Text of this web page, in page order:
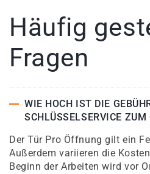
Häufig
Fragen
WIE HOCH IST DIE
SCHLÜSSELSERVICE ZUM
Der Tür Pro Öffnung gilt ein
Außerdem variieren die
Beginn der Arbeiten wird vor